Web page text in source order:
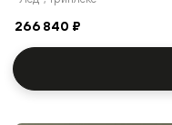
266 840 ₽